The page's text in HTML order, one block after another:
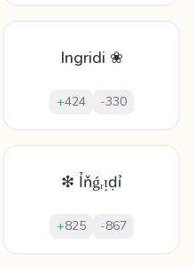
Ingridi ❀
+424 -330
❇ Ỉňǵᵣᴉḍỉ
+825 -867